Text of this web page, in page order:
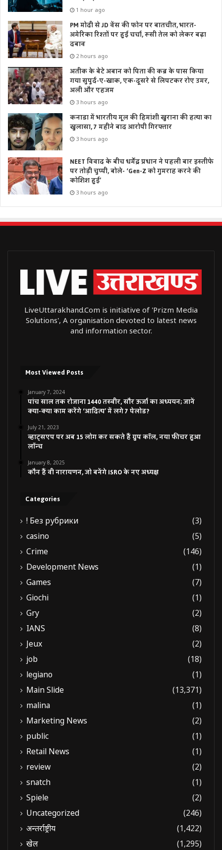
1 hour ago
PM मोदी से JD वेंस की फोन पर बातचीत, भारत-
अमेरिका रिश्तों पर हुई चर्चा, रूसी तेल को लेकर बढ़ा
दबाव
2 hours ago
अतीक के बेटे अबान को पिता की कब्र के पास किया
गया सुपुर्द-ए-खाक, एक-दूसरे से लिपटकर रोए उमर,
अली और एहजम
3 hours ago
कनाडा में भारतीय मूल की हिमांशी खुराना की हत्या का
खुलासा, 7 महीने बाद आरोपी गिरफ्तार
3 hours ago
NEET विवाद के बीच धर्मेंद्र प्रधान ने पहली बार इस्तीफे
पर तोड़ी चुप्पी, बोले- ‘Gen-Z को गुमराह करने की
कोशिश हुई’
3 hours ago
LiveUttarakhand.Com is initiative of 'Prizm Media
Solutions', A organisation devoted to latest news
and information sector.
Most Viewed Posts
January 7, 2024
पांच साल तक रोजाना 1440 तस्वीर, सौर ऊर्जा का अध्ययन; जानें
क्या-क्या काम करेंगे ‘आदित्य’ में लगे 7 पेलोड?
July 21, 2023
व्हाट्सएप पर अब 15 लोग कर सकते हैं ग्रुप कॉल, नया फीचर हुआ
लॉन्च
January 8, 2025
कौन हैं वी नारायणन, जो बनेंगे ISRO के नए अध्यक्ष
Categories
! Без рубрики
(3)
casino
(5)
Crime
(146)
Development News
(1)
Games
(7)
Giochi
(1)
Gry
(2)
IANS
(8)
Jeux
(2)
job
(18)
legiano
(1)
Main Slide
(13,371)
malina
(1)
Marketing News
(2)
public
(1)
Retail News
(1)
review
(2)
snatch
(1)
Spiele
(2)
Uncategorized
(246)
अन्तर्राष्ट्रीय
(1,422)
खेल
(1,295)